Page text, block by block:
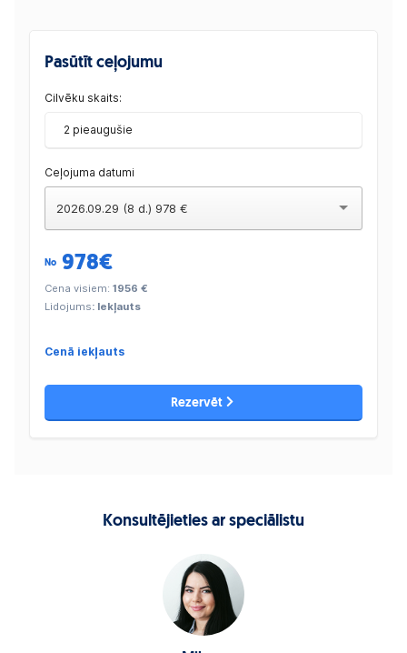
Pasūtīt ceļojumu
Cilvēku skaits:
2 pieaugušie
Ceļojuma datumi
2026.09.29 (8 d.) 978 €
No 978€
Cena visiem: 1956 €
Lidojums: Iekļauts
Cenā iekļauts
Rezervēt
Konsultējieties ar speciālistu